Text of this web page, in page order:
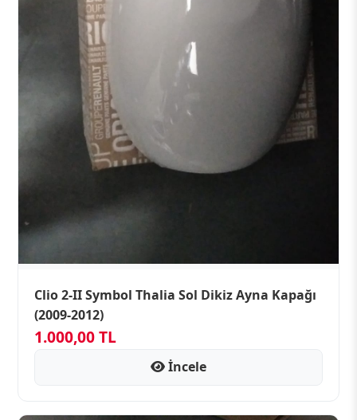
Clio 2-II Symbol Thalia Sol Dikiz Ayna Kapağı
(2009-2012)
1.000,00 TL
İncele